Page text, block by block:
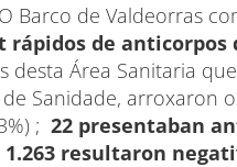
Barco de Valdeorras
de anticorpos
desta Área Sanitaria
Sanidade, arroxaron
; 22 presentaban
1.263 resultaron